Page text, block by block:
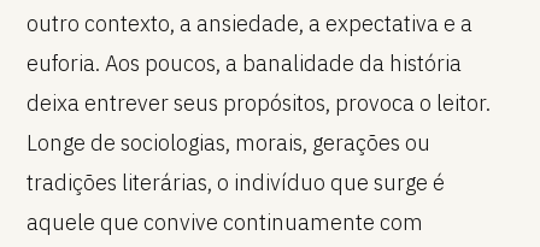
outro contexto, a ansiedade, a expectativa e a
euforia. Aos poucos, a banalidade da história
deixa entrever seus propósitos, provoca o leitor.
Longe de sociologias, morais, gerações ou
tradições literárias, o indivíduo que surge é
aquele que convive continuamente com